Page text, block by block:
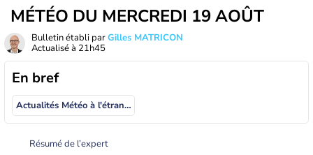
MÉTÉO DU MERCREDI 19 AOÛT
Bulletin établi parGilles MATRICON
Actualisé à 21h45
En bref
Actualités Météo à l'étranger
Résumé de l’expert